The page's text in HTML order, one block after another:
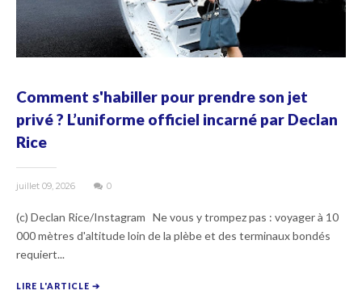
Comment s'habiller pour prendre son jet
privé ? L’uniforme officiel incarné par Declan
Rice
juillet 09, 2026 0
(c) Declan Rice/Instagram Ne vous y trompez pas : voyager à 10
000 mètres d'altitude loin de la plèbe et des terminaux bondés
requiert...
LIRE L'ARTICLE ➔